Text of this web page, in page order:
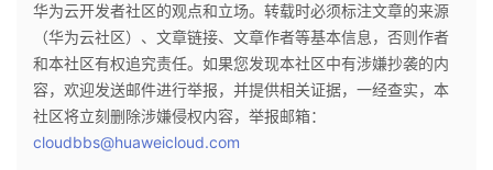
验
收
藏
议
华为云开发者社区的观点和立场。转载时必须标注文章的来源
（华为云社区）、文章链接、文章作者等基本信息，否则作者
和本社区有权追究责任。如果您发现本社区中有涉嫌抄袭的内
容，欢迎发送邮件进行举报，并提供相关证据，一经查实，本
社区将立刻删除涉嫌侵权内容，举报邮箱：
cloudbbs@huaweicloud.com